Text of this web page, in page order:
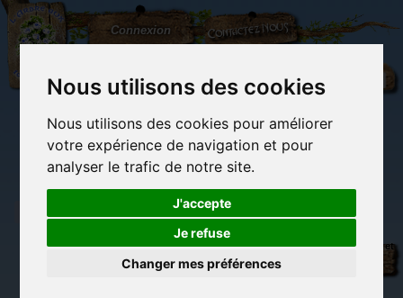
Nous utilisons des cookies
Nous utilisons des cookies pour améliorer
votre expérience de navigation et pour
analyser le trafic de notre site.
J'accepte
Je refuse
Changer mes préférences
L'Arbre
aux
100.000
Connexion Contactez-nous
(vide)
Librairie des
Carterie
originale
Activités
détente et jeux
Objets déco et